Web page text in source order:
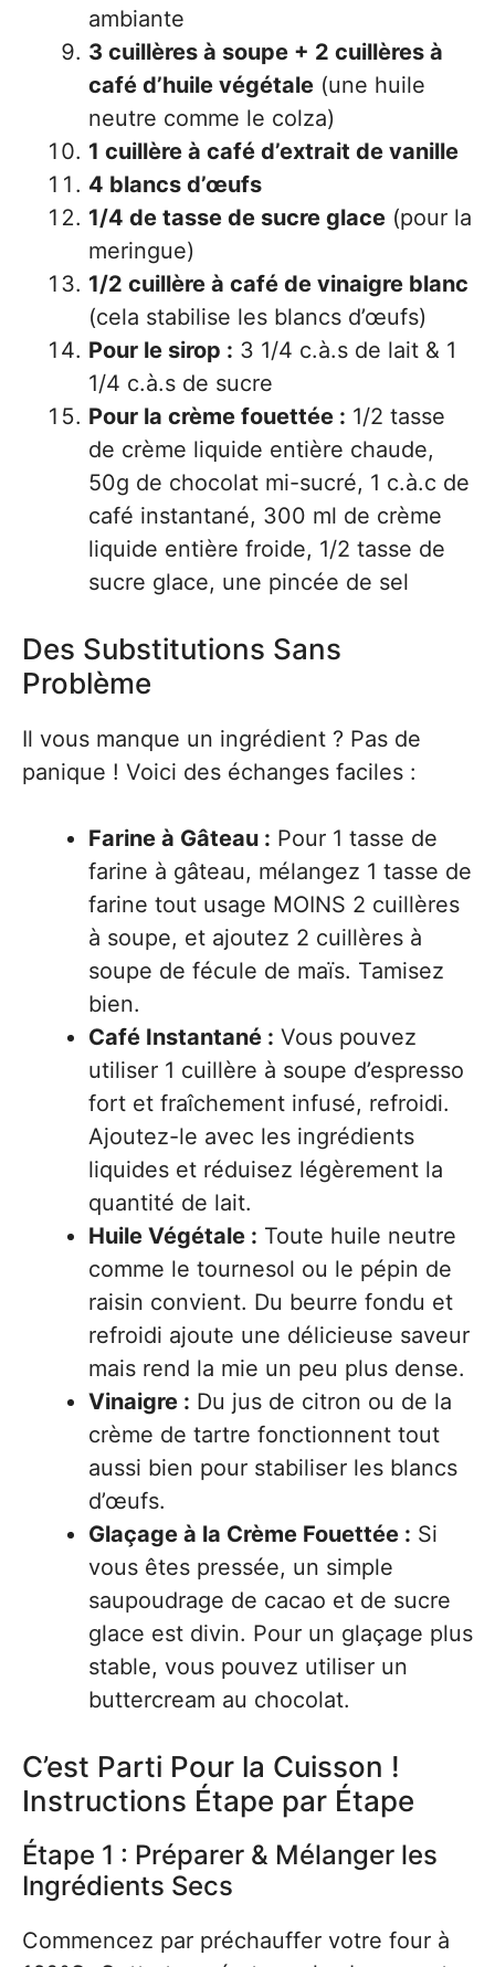
ambiante
3 cuillères à soupe + 2 cuillères à
café d’huile végétale (une huile
neutre comme le colza)
1 cuillère à café d’extrait de vanille
4 blancs d’œufs
1/4 de tasse de sucre glace (pour la
meringue)
1/2 cuillère à café de vinaigre blanc
(cela stabilise les blancs d’œufs)
Pour le sirop : 3 1/4 c.à.s de lait & 1
1/4 c.à.s de sucre
Pour la crème fouettée : 1/2 tasse
de crème liquide entière chaude,
50g de chocolat mi-sucré, 1 c.à.c de
café instantané, 300 ml de crème
liquide entière froide, 1/2 tasse de
sucre glace, une pincée de sel
Des Substitutions Sans
Problème
Il vous manque un ingrédient ? Pas de
panique ! Voici des échanges faciles :
Farine à Gâteau : Pour 1 tasse de
farine à gâteau, mélangez 1 tasse de
farine tout usage MOINS 2 cuillères
à soupe, et ajoutez 2 cuillères à
soupe de fécule de maïs. Tamisez
bien.
Café Instantané : Vous pouvez
utiliser 1 cuillère à soupe d’espresso
fort et fraîchement infusé, refroidi.
Ajoutez-le avec les ingrédients
liquides et réduisez légèrement la
quantité de lait.
Huile Végétale : Toute huile neutre
comme le tournesol ou le pépin de
raisin convient. Du beurre fondu et
refroidi ajoute une délicieuse saveur
mais rend la mie un peu plus dense.
Vinaigre : Du jus de citron ou de la
crème de tartre fonctionnent tout
aussi bien pour stabiliser les blancs
d’œufs.
Glaçage à la Crème Fouettée : Si
vous êtes pressée, un simple
saupoudrage de cacao et de sucre
glace est divin. Pour un glaçage plus
stable, vous pouvez utiliser un
buttercream au chocolat.
C’est Parti Pour la Cuisson !
Instructions Étape par Étape
Étape 1 : Préparer & Mélanger les
Ingrédients Secs
Commencez par préchauffer votre four à